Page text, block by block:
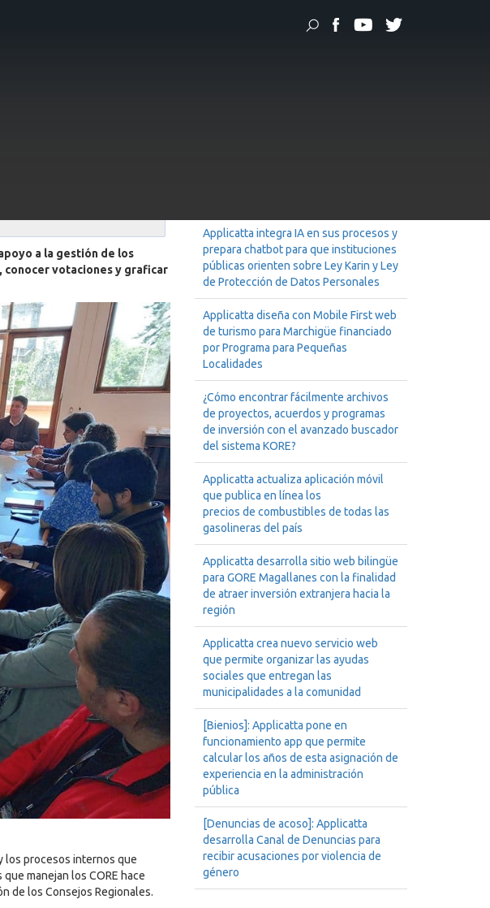
acuerdos y
del sistema
a la gestión de los
conocer votaciones y graficar
los procesos internos que
manejan los CORE hace
de los Consejos Regionales.
Applicatta integra IA en sus procesos y
prepara chatbot para que instituciones
públicas orienten sobre Ley Karin y Ley
de Protección de Datos Personales
Applicatta diseña con Mobile First web
de turismo para Marchigüe financiado
por Programa para Pequeñas
Localidades
¿Cómo encontrar fácilmente archivos
de proyectos, acuerdos y programas
de inversión con el avanzado buscador
del sistema KORE?
Applicatta actualiza aplicación móvil
que publica en línea los
precios de combustibles de todas las
gasolineras del país
Applicatta desarrolla sitio web bilingüe
para GORE Magallanes con la finalidad
de atraer inversión extranjera hacia la
región
Applicatta crea nuevo servicio web
que permite organizar las ayudas
sociales que entregan las
municipalidades a la comunidad
[Bienios]: Applicatta pone en
funcionamiento app que permite
calcular los años de esta asignación de
experiencia en la administración
pública
[Denuncias de acoso]: Applicatta
desarrolla Canal de Denuncias para
recibir acusaciones por violencia de
género